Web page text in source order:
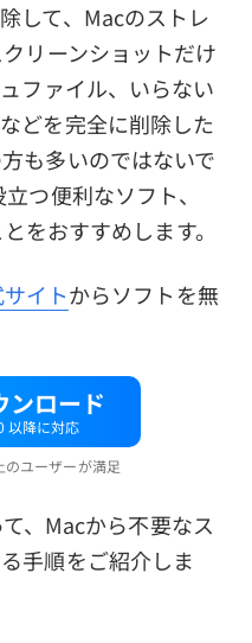
して、Macのストレ
リーンショットだけ
ファイル、いらない
どを完全に削除した
も多いのではないで
つ便利なソフト、
をおすすめします。
イトからソフトを無
ンロード
以降に対応
ユーザーが満足
、Macから不要なス
手順をご紹介しま